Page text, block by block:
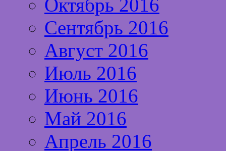
Октябрь 2016
Сентябрь 2016
Август 2016
Июль 2016
Июнь 2016
Май 2016
Апрель 2016